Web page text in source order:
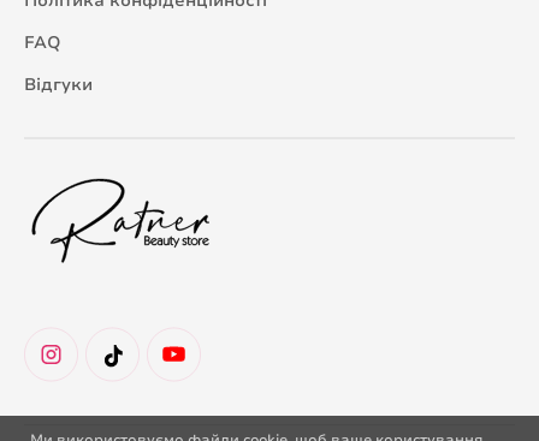
FAQ
Відгуки